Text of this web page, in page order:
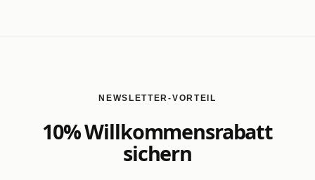
NEWSLETTER-VORTEIL
10% Willkommensrabatt
sichern